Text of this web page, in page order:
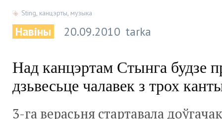
Sting, канцэрты, музыка
Навіны 20.09.2010 tarka
Над канцэртам Стынга будзе
дзьвесьце чалавек з трох
3-га верасьня стартавала